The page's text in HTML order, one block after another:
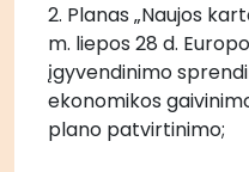
2. Planas „Naujos
m. liepos 28 d.
įgyvendinimo
ekonomikos
plano patvirtinimo;